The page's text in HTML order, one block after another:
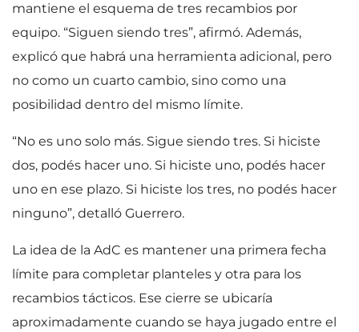
mantiene el esquema de tres recambios por
equipo. “Siguen siendo tres”, afirmó. Además,
explicó que habrá una herramienta adicional, pero
no como un cuarto cambio, sino como una
posibilidad dentro del mismo límite.
“No es uno solo más. Sigue siendo tres. Si hiciste
dos, podés hacer uno. Si hiciste uno, podés hacer
uno en ese plazo. Si hiciste los tres, no podés hacer
ninguno”, detalló Guerrero.
La idea de la AdC es mantener una primera fecha
límite para completar planteles y otra para los
recambios tácticos. Ese cierre se ubicaría
aproximadamente cuando se haya jugado entre el